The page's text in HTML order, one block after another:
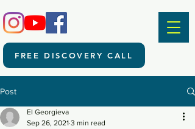
FREE DISCOVERY CALL
Post
El Georgieva
Sep 26, 2021 3 min read